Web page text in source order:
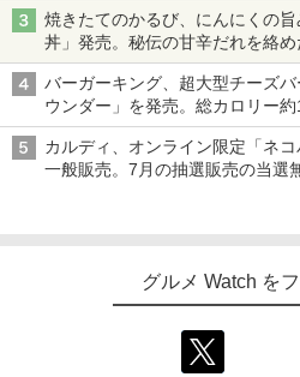
焼きたてのかるび、にんにくの
丼」発売。秘伝の甘辛だれを絡
バーガーキング、超大型チーズ
ウンダー」を発売。総カロリー
カルディ、オンライン限定「ネ
一般販売。7月の抽選販売の当選
グルメ Watch を